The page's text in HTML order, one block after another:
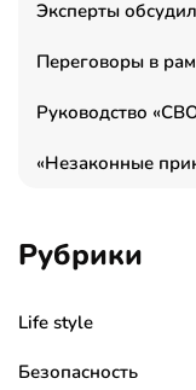
Рубрики
Life style
Безопасность